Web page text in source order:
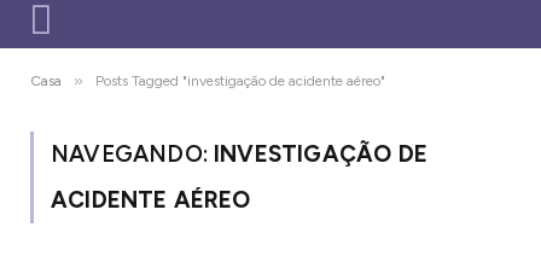
Casa » Posts Tagged "investigação de acidente aéreo"
NAVEGANDO: INVESTIGAÇÃO DE
ACIDENTE AÉREO